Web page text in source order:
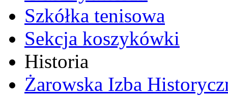
Szkółka tenisowa
Sekcja koszykówki
Historia
Żarowska Izba